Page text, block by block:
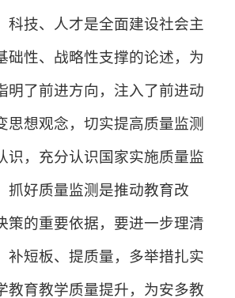
科技、人才是全面建设社会主
础性、战略性支撑的论述，为
明了前进方向，注入了前进动
思想观念，切实提高质量监测
识，充分认识国家实施质量监
抓好质量监测是推动教育改
策的重要依据，要进一步理清
补短板、提质量，多举措扎实
教育教学质量提升，为安多教